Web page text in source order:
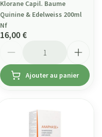
Klorane Capil. Baume
Quinine & Edelweiss 200ml
Nf
16,00 €
Ajouter au panier